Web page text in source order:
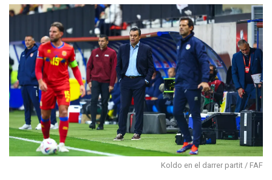
Koldo en el darrer partit / FAF